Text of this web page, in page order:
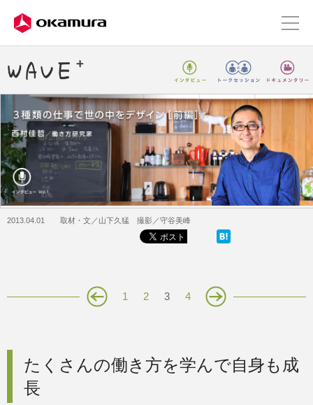
2013.04.01 取材・文／山下久猛 撮影／守谷美峰
1 2 3 4
たくさんの働き方を学んで自身も成
長